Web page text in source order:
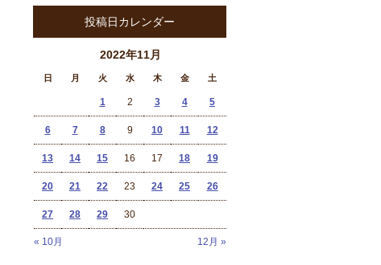
投稿日カレンダー
2022年11月
日 月 火 水 木 金 土
« 10月 12月 »
1 2 3 4 5
6 7 8 9 10 11 12
13 14 15 16 17 18 19
20 21 22 23 24 25 26
27 28 29 30